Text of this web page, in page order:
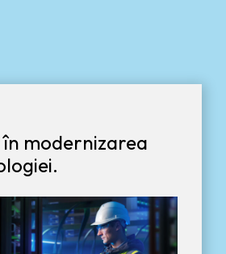
modernizarea